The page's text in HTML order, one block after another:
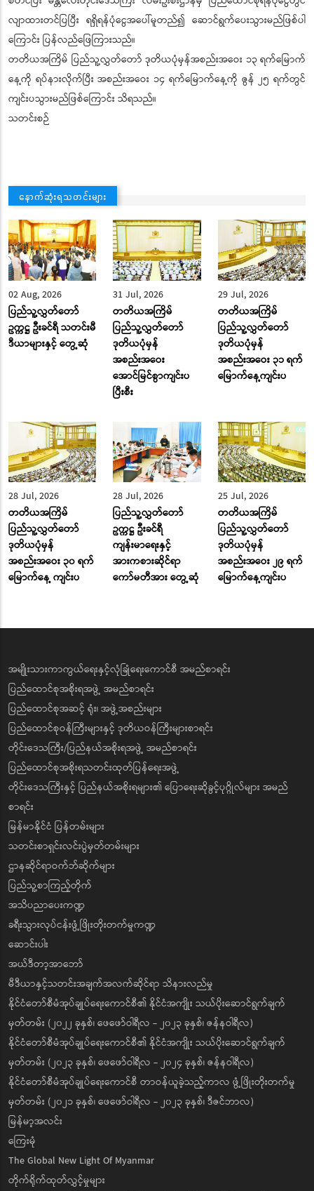
လျာထားတင်ပြပြီး ရရှိရန်ပုံငွေအပေါ်မူတည်၍ ဆောင်ရွက်ပေးသွားမည်ဖြစ်ပါ
ကြောင်း ပြန်လည်ဖြေကြားသည်။
တတိယအကြိမ် ပြည်သူ့လွှတ်တော် ဒုတိယပုံမှန်အစည်းအဝေး ၁၃ ရက်မြောက်
နေ့ကို ရပ်နားလိုက်ပြီး အစည်းအဝေး ၁၄ ရက်မြောက်နေ့ကို ဇွန် ၂၅ ရက်တွင်
ကျင်းပသွားမည်ဖြစ်ကြောင်း သိရသည်။
သတင်းစဉ်
နောက်ဆုံးရသတင်းများ
02 Aug, 2026
ပြည်သူ့လွှတ်တော်
ဥက္ကဋ္ဌ ဦးခင်ရီ သတင်းမီ
ဒီယာများနှင့် တွေ့ဆုံ
31 Jul, 2026
တတိယအကြိမ်
ပြည်သူ့လွှတ်တော်
ဒုတိယပုံမှန်
အစည်းအဝေး
အောင်မြင်စွာကျင်းပ
ပြီးစီး
29 Jul, 2026
တတိယအကြိမ်
ပြည်သူ့လွှတ်တော်
ဒုတိယပုံမှန်
အစည်းအဝေး ၃၁ ရက်
မြောက်နေ့ကျင်းပ
28 Jul, 2026
တတိယအကြိမ်
ပြည်သူ့လွှတ်တော်
ဒုတိယပုံမှန်
အစည်းအဝေး ၃၀ ရက်
မြောက်နေ့ ကျင်းပ
28 Jul, 2026
ပြည်သူ့လွှတ်တော်
ဥက္ကဋ္ဌ ဦးခင်ရီ
ကျန်းမာရေးနှင့်
အားကစားဆိုင်ရာ
ကော်မတီအား တွေ့ဆုံ
25 Jul, 2026
တတိယအကြိမ်
ပြည်သူ့လွှတ်တော်
ဒုတိယပုံမှန်
အစည်းအဝေး ၂၉ ရက်
မြောက်နေ့ကျင်းပ
အမျိုးသားကာကွယ်ရေးနှင့်လုံခြုံရေးကောင်စီ အမည်စာရင်း
ပြည်ထောင်စုအစိုးရအဖွဲ့ အမည်စာရင်း
ပြည်ထောင်စုအဆင့် ရုံး၊ အဖွဲ့အစည်းများ
ပြည်ထောင်စုဝန်ကြီးများနှင့် ဒုတိယဝန်ကြီးများစာရင်း
တိုင်းဒေသကြီး/ပြည်နယ်အစိုးရအဖွဲ့ အမည်စာရင်း
ပြည်ထောင်စုအစိုးရသတင်းထုတ်ပြန်ရေးအဖွဲ့
တိုင်းဒေသကြီးနှင့် ပြည်နယ်အစိုးရများ၏ ပြောရေးဆိုခွင့်ပုဂ္ဂိုလ်များ အမည်
စာရင်း
မြန်မာနိုင်ငံ ပြန်တမ်းများ
သတင်းစာရှင်းလင်းပွဲမှတ်တမ်းများ
ဌာနဆိုင်ရာဝက်ဘ်ဆိုက်များ
ပြည်သူ့စာကြည့်တိုက်
အသိပညာပေးကဏ္ဍ
ခရီးသွားလုပ်ငန်းဖွံ့ဖြိုးတိုးတက်မှုကဏ္ဍ
ဆောင်းပါး
အယ်ဒီတာ့အာဘော်
မီဒီယာနှင့်သတင်းအချက်အလက်ဆိုင်ရာ သိနားလည်မှု
နိုင်ငံတော်စီမံအုပ်ချုပ်ရေးကောင်စီ၏ နိုင်ငံအကျိုး သယ်ပိုးဆောင်ရွက်ချက်
မှတ်တမ်း (၂၀၂၂ ခုနှစ်၊ ဖေဖော်ဝါရီလ - ၂၀၂၃ ခုနှစ်၊ ဇန်နဝါရီလ)
နိုင်ငံတော်စီမံအုပ်ချုပ်ရေးကောင်စီ၏ နိုင်ငံအကျိုး သယ်ပိုးဆောင်ရွက်ချက်
မှတ်တမ်း (၂၀၂၃ ခုနှစ်၊ ဖေဖော်ဝါရီလ - ၂၀၂၄ ခုနှစ်၊ ဇန်နဝါရီလ)
နိုင်ငံတော်စီမံအုပ်ချုပ်ရေးကောင်စီ တာဝန်ယူခဲ့သည့်ကာလ ဖွံ့ဖြိုးတိုးတက်မှု
မှတ်တမ်း (၂၀၂၁ ခုနှစ်၊ ဖေဖော်ဝါရီလ - ၂၀၂၃ ခုနှစ်၊ ဒီဇင်ဘာလ)
မြန်မာ့အလင်း
ကြေးမုံ
The Global New Light Of Myanmar
တိုက်ရိုက်ထုတ်လွှင့်မှုများ